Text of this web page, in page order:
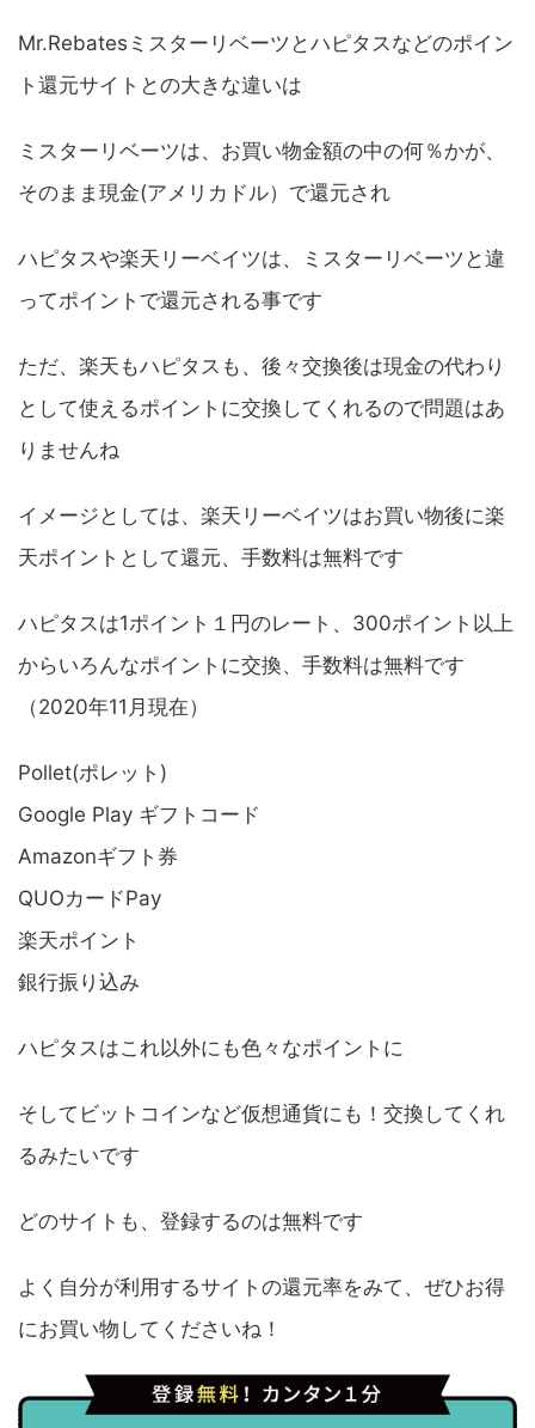
Mr.Rebatesミスターリベーツとハピタスなどのポイン
ト還元サイトとの大きな違いは
ミスターリベーツは、お買い物金額の中の何％かが、
そのまま現金(アメリカドル）で還元され
ハピタスや楽天リーベイツは、ミスターリベーツと違
ってポイントで還元される事です
ただ、楽天もハピタスも、後々交換後は現金の代わり
として使えるポイントに交換してくれるので問題はあ
りませんね
イメージとしては、楽天リーベイツはお買い物後に楽
天ポイントとして還元、手数料は無料です
ハピタスは1ポイント１円のレート、300ポイント以上
からいろんなポイントに交換、手数料は無料です
（2020年11月現在）
Pollet(ポレット)
Google Play ギフトコード
Amazonギフト券
QUOカードPay
楽天ポイント
銀行振り込み
ハピタスはこれ以外にも色々なポイントに
そしてビットコインなど仮想通貨にも！交換してくれ
るみたいです
どのサイトも、登録するのは無料です
よく自分が利用するサイトの還元率をみて、ぜひお得
にお買い物してくださいね！